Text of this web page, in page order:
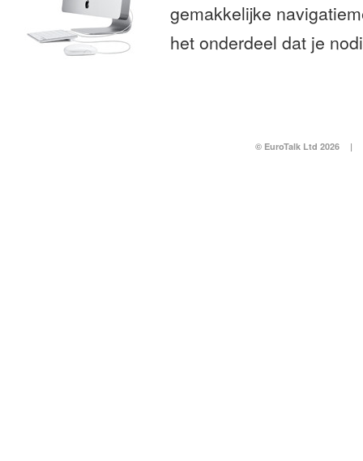
gemakkelijke
het onderdeel dat je
© EuroTalk Ltd 2026 |